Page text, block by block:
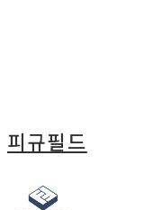
피규필드